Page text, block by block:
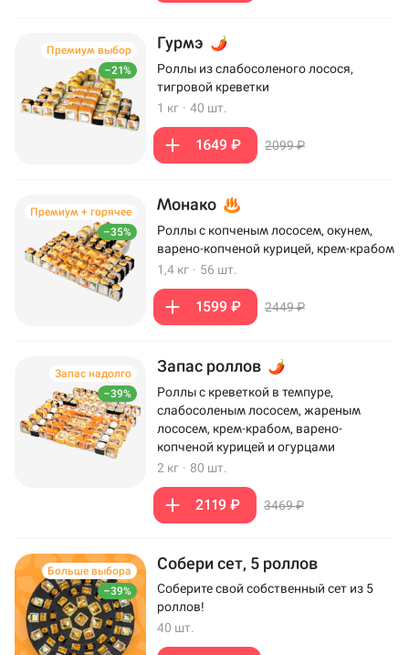
–21%
Премиум выбор Гурмэ
Роллы из слабосоленого лосося,
тигровой креветки
1 кг · 40 шт.
1649 ₽ 2099 ₽
–35%
Премиум + горячее Монако
Роллы с копченым лососем, окунем,
варено-копченой курицей, крем-крабом
1,4 кг · 56 шт.
1599 ₽ 2449 ₽
–39%
Запас надолго Запас роллов
Роллы с креветкой в темпуре,
слабосоленым лососем, жареным
лососем, крем-крабом, варено-
копченой курицей и огурцами
2 кг · 80 шт.
2119 ₽ 3469 ₽
–39%
Больше выбора Собери сет, 5 роллов
Соберите свой собственный сет из 5
роллов!
40 шт.